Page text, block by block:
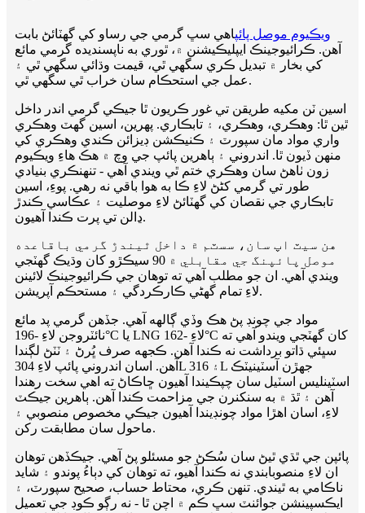
ويڪيوم موصل پائپاهي سڀ گرمي جي رساو کي گهٽائڻ بابت
آهن. ڪرائيوجينڪ ايپليڪيشنن ۾، ٿوري به ناپسنديده گرمي مائع
کي بخار ۾ تبديل ڪري سگهي ٿي، قيمت وڌائي سگهي ٿي ۽
عمل جي استحڪام سان خراب ٿي سگهي ٿي.
اسين ٽن مکيه طريقن تي غور ڪريون ٿا جيڪي گرمي اندر داخل
ٿين ٿا: وهڪري، وهڪري، ۽ تابڪاري. پهرين، اسين گهٽ وهڪري
واري مواد مان سپورٽ ۽ ڪنيڪشن ڊيزائن ڪندي وهڪري کي
منهن ڏيون ٿا. اندروني ۽ ٻاهرين پائپ جي وچ ۾ هڪ هاءِ ويڪيوم
زون ٺاهڻ سان وهڪري ختم ٿي ويندي آهي - تنهنڪري بنيادي
طور تي گرمي کڻڻ لاءِ ڪا به هوا باقي نه رهي. پوءِ، اسين
تابڪاري جي نقصان کي گهٽائڻ لاءِ موصليت ۽ عڪاسي ڪندڙ
ڍالن تي پرت ڪندا آهيون.
هن سيٽ اپ سان، سسٽم ۾ داخل ٿيندڙ گرمي باقاعده
موصل پائپنگ جي مقابلي ۾ 90 سيڪڙو کان وڌيڪ گهٽجي
ويندي آهي. ان جو مطلب آهي ته توهان جي ڪرائيوجينڪ لائينن
لاءِ تمام گهڻي ڪارڪردگي ۽ مستحڪم آپريشن.
مواد جي چونڊ پڻ هڪ وڏي ڳالهه آهي. جڏهن گرمي پد مائع
نائٽروجن لاءِ -196°C يا LNG لاءِ -162°C کان گهٽجي ويندو آهي ته
سڀئي ڌاتو برداشت نه ڪندا آهن. ڪجهه صرف ڀُرڻ ۽ ٽٽڻ لڳندا
آهن. اسان اندروني پائپ لاءِ 304L ۽ 316L جهڙن آسٽينيٽڪ
اسٽينلیس اسٽيل سان چپڪيندا آهيون ڇاڪاڻ ته اهي سخت رهندا
آهن ۽ ٿڌ ۾ به سنکنرن جي مزاحمت ڪندا آهن. ٻاهرين جيڪٽ
لاءِ، اسان اهڙا مواد چونڊيندا آهيون جيڪي مخصوص منصوبي ۽
ماحول سان مطابقت رکن.
پائپن جي ٿڌي ٿيڻ سان سُڪڻ جو مسئلو پڻ آهي. جيڪڏهن توهان
ان لاءِ منصوبابندي نه ڪندا آهيو، ته توهان کي دٻاءُ پوندو ۽ شايد
ناڪامي به ٿيندي. تنهن ڪري، محتاط حساب، صحيح سپورٽ، ۽
ايڪسپينشن جوائنٽ سڀ ڪم ۾ اچن ٿا - نه رڳو ڪوڊ جي تعميل